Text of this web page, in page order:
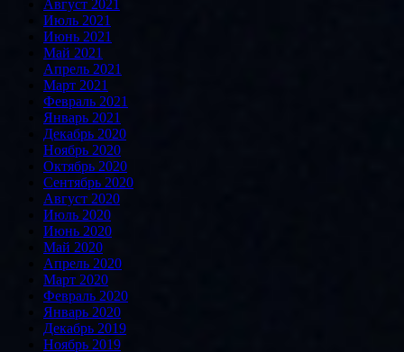
Август 2021
Июль 2021
Июнь 2021
Май 2021
Апрель 2021
Март 2021
Февраль 2021
Январь 2021
Декабрь 2020
Ноябрь 2020
Октябрь 2020
Сентябрь 2020
Август 2020
Июль 2020
Июнь 2020
Май 2020
Апрель 2020
Март 2020
Февраль 2020
Январь 2020
Декабрь 2019
Ноябрь 2019